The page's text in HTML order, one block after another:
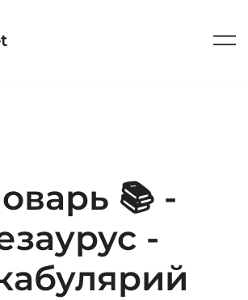
📚 -
-